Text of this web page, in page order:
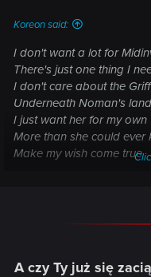
Koreon said:
I don't want a lot for
There's just one thing I
I don't care about the
Underneath Noman's
I just want her for my own
More than she could ever
Make my wish come true
A czy Ty już się